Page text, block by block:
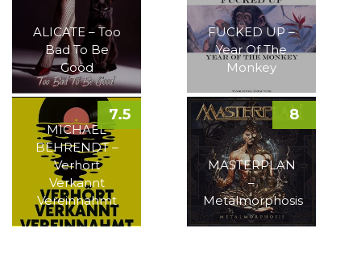
ALICATE – Too
Bad To Be
Good
FUCKED UP –
Year Of The
Monkey
MICHAEL
BEHRENDT –
Verhört
Verkannt
Vereinnahmt
7.5
MASTERPLAN
–
Metalmorphosis
8